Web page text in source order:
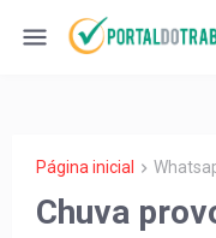
Página inicial
Chuva